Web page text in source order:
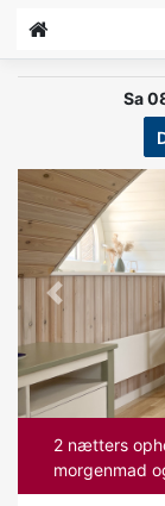
Sa
Previous
2 nætters
morgenmad